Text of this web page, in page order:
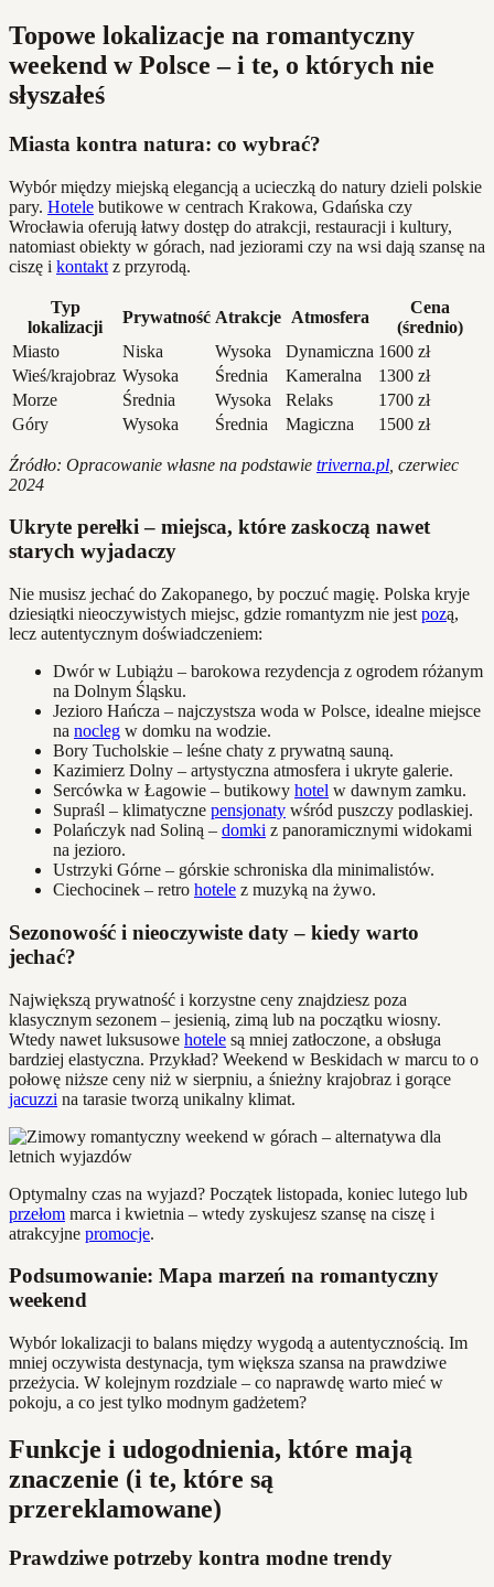
Topowe lokalizacje na romantyczny
weekend w Polsce – i te, o których nie
słyszałeś
Miasta kontra natura: co wybrać?
Wybór między miejską elegancją a ucieczką do natury dzieli polskie
pary. Hotele butikowe w centrach Krakowa, Gdańska czy
Wrocławia oferują łatwy dostęp do atrakcji, restauracji i kultury,
natomiast obiekty w górach, nad jeziorami czy na wsi dają szansę na
ciszę i kontakt z przyrodą.
Typ
lokalizacji
Prywatność Atrakcje Atmosfera
Cena
(średnio)
Miasto
Niska Wysoka Dynamiczna 1600 zł
Wieś/krajobraz Wysoka Średnia Kameralna
1300 zł
Morze
Średnia Wysoka Relaks
1700 zł
Góry
Wysoka Średnia Magiczna 1500 zł
Źródło: Opracowanie własne na podstawie triverna.pl , czerwiec
2024
Ukryte perełki – miejsca, które zaskoczą nawet
starych wyjadaczy
Nie musisz jechać do Zakopanego, by poczuć magię. Polska kryje
dziesiątki nieoczywistych miejsc, gdzie romantyzm nie jest pozą,
lecz autentycznym doświadczeniem:
Dwór w Lubiążu – barokowa rezydencja z ogrodem różanym
na Dolnym Śląsku.
Jezioro Hańcza – najczystsza woda w Polsce, idealne miejsce
na nocleg w domku na wodzie.
Bory Tucholskie – leśne chaty z prywatną sauną.
Kazimierz Dolny – artystyczna atmosfera i ukryte galerie.
Sercówka w Łagowie – butikowy hotel w dawnym zamku.
Supraśl – klimatyczne pensjonaty wśród puszczy podlaskiej.
Polańczyk nad Soliną – domki z panoramicznymi widokami
na jezioro.
Ustrzyki Górne – górskie schroniska dla minimalistów.
Ciechocinek – retro hotele z muzyką na żywo.
Sezonowość i nieoczywiste daty – kiedy warto
jechać?
Największą prywatność i korzystne ceny znajdziesz poza
klasycznym sezonem – jesienią, zimą lub na początku wiosny.
Wtedy nawet luksusowe hotele są mniej zatłoczone, a obsługa
bardziej elastyczna. Przykład? Weekend w Beskidach w marcu to o
połowę niższe ceny niż w sierpniu, a śnieżny krajobraz i gorące
jacuzzi na tarasie tworzą unikalny klimat.
Optymalny czas na wyjazd? Początek listopada, koniec lutego lub
przełom marca i kwietnia – wtedy zyskujesz szansę na ciszę i
atrakcyjne promocje.
Podsumowanie: Mapa marzeń na romantyczny
weekend
Wybór lokalizacji to balans między wygodą a autentycznością. Im
mniej oczywista destynacja, tym większa szansa na prawdziwe
przeżycia. W kolejnym rozdziale – co naprawdę warto mieć w
pokoju, a co jest tylko modnym gadżetem?
Funkcje i udogodnienia, które mają
znaczenie (i te, które są
przereklamowane)
Prawdziwe potrzeby kontra modne trendy